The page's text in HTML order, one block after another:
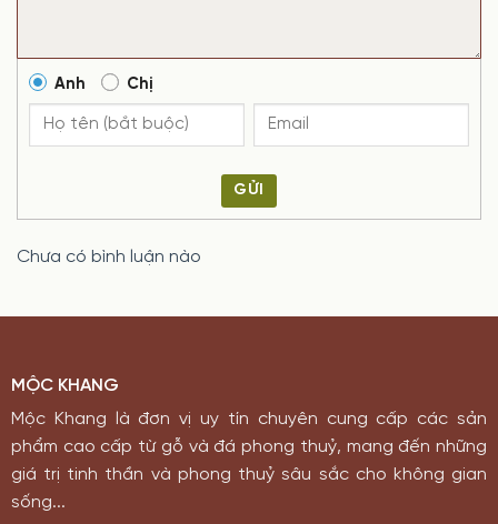
Anh Chị
GỬI
Chưa có bình luận nào
MỘC KHANG
Mộc Khang là đơn vị uy tín chuyên cung cấp các sản
phẩm cao cấp từ gỗ và đá phong thuỷ, mang đến những
giá trị tinh thần và phong thuỷ sâu sắc cho không gian
sống...